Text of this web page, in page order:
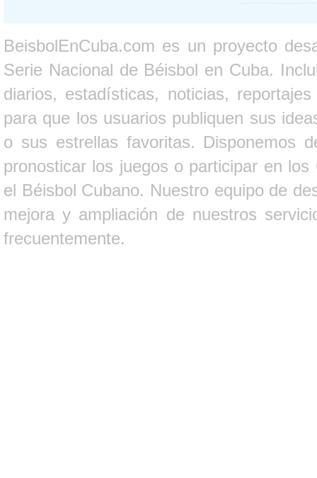
BeisbolEnCuba.com es un proyecto
Serie Nacional de Béisbol en Cuba.
diarios, estadísticas, noticias,
para que los usuarios publiquen sus
o sus estrellas favoritas. Disponemos
pronosticar los juegos o participar en
el Béisbol Cubano. Nuestro equipo de
mejora y ampliación de nuestros
frecuentemente.